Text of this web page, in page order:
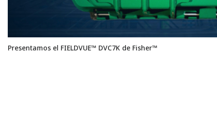
Presentamos el FIELDVUE™ DVC7K de Fisher™